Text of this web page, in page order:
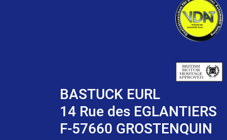
BASTUCK EURL
14 Rue des EGLANTIERS
F-57660 GROSTENQUIN